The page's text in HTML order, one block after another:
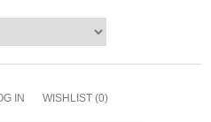
IN WISHLIST (0)